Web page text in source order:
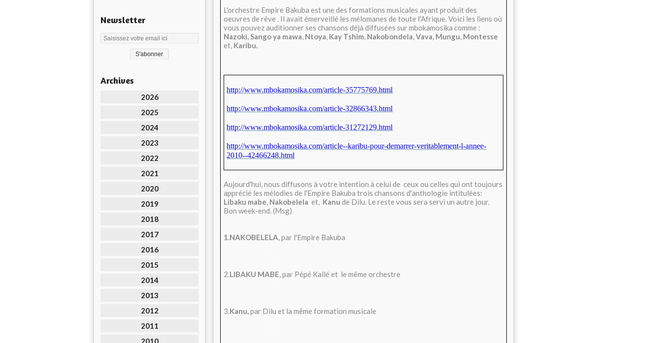
Newsletter
Archives
2026
2025
2024
2023
2022
2021
2020
2019
2018
2017
2016
2015
2014
2013
2012
2011
2010
L'orchestre Empire Bakuba est une des formations musicales ayant produit des
oeuvres de rêve . Il avait émerveillé les mélomanes de toute l'Afrique. Voici les liens où
vous pouvez auditionner ses chansons déjà diffusées sur mbokamosika comme :
Nazoki,Sango ya mawa, Ntoya, Kay Tshim, Nakobondela,Vava, Mungu, Montesse
et, Karibu.
http://www.mbokamosika.com/article-35775769.html
http://www.mbokamosika.com/article-32866343.html
http://www.mbokamosika.com/article-31272129.html
http://www.mbokamosika.com/article--karibu-pour-demarrer-veritablement-l-annee-
2010--42466248.html
Aujourd'hui, nous diffusons à votre intention à celui de ceux ou celles qui ont toujours
apprécié les mélodies de l'Empire Bakuba trois chansons d'anthologie intitulées:
Libaku mabe, Nakobelela et, Kanu de Dilu. Le reste vous sera servi un autre jour.
Bon week-end. (Msg)
1.NAKOBELELA, par l'Empire Bakuba
2.LIBAKU MABE, par Pépé Kallé et le même orchestre
3.Kanu,par Dilu et la même formation musicale